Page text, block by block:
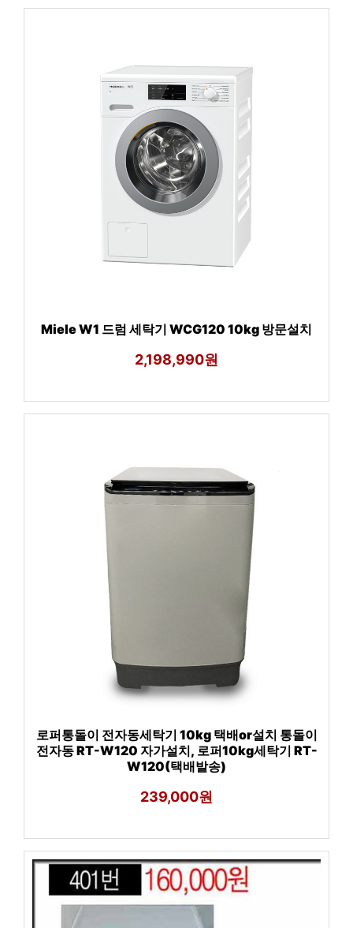
Miele W1 드럼 세탁기 WCG120 10kg 방문설치
2,198,990원
로퍼통돌이 전자동세탁기 10kg 택배or설치 통돌이
전자동 RT-W120 자가설치, 로퍼10kg세탁기 RT-
W120(택배발송)
239,000원